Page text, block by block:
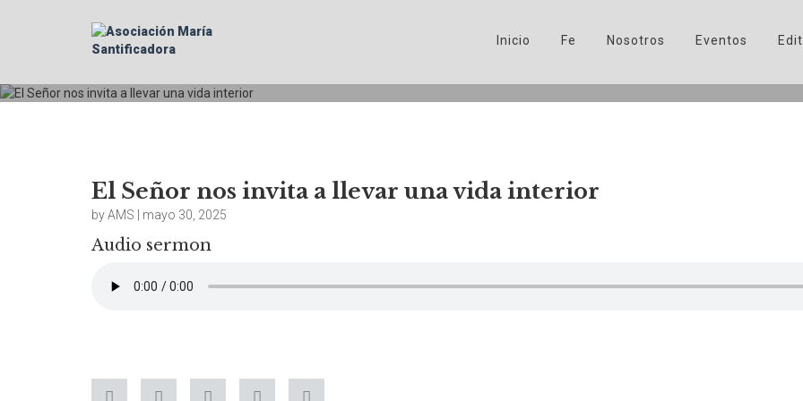
Inicio Fe Nosotros Eventos
El Señor nos invita a llevar
El Señor nos invita a llevar una vida interior
by AMS | mayo 30, 2025
Audio sermon